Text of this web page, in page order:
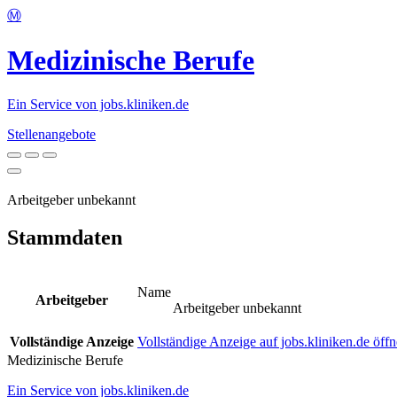
Ⓜ️
Medizinische Berufe
Ein Service von jobs.kliniken.de
Stellenangebote
Arbeitgeber unbekannt
Stammdaten
Arbeitgeber
Name
Arbeitgeber unbekannt
Vollständige Anzeige Vollständige Anzeige auf jobs.kliniken.de
Medizinische Berufe
Ein Service von jobs.kliniken.de